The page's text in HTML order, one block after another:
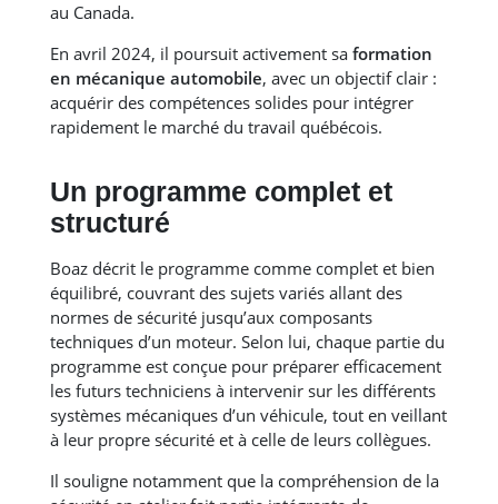
au Canada.
En avril 2024, il poursuit activement sa formation
en mécanique automobile, avec un objectif clair :
acquérir des compétences solides pour intégrer
rapidement le marché du travail québécois.
Un programme complet et
structuré
Boaz décrit le programme comme complet et bien
équilibré, couvrant des sujets variés allant des
normes de sécurité jusqu’aux composants
techniques d’un moteur. Selon lui, chaque partie du
programme est conçue pour préparer efficacement
les futurs techniciens à intervenir sur les différents
systèmes mécaniques d’un véhicule, tout en veillant
à leur propre sécurité et à celle de leurs collègues.
Il souligne notamment que la compréhension de la